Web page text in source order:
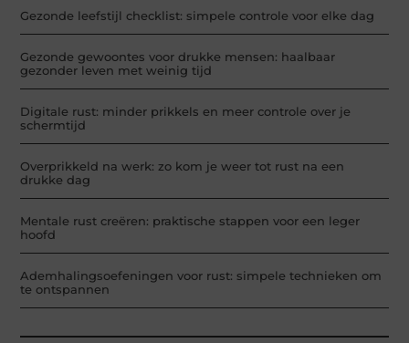
Gezonde leefstijl checklist: simpele controle voor elke dag
Gezonde gewoontes voor drukke mensen: haalbaar
gezonder leven met weinig tijd
Digitale rust: minder prikkels en meer controle over je
schermtijd
Overprikkeld na werk: zo kom je weer tot rust na een
drukke dag
Mentale rust creëren: praktische stappen voor een leger
hoofd
Ademhalingsoefeningen voor rust: simpele technieken om
te ontspannen